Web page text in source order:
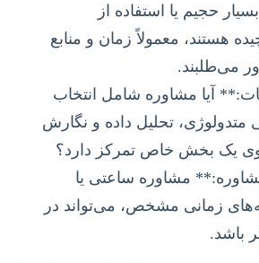
حجیم یا استفاده از
هستند، معمولاً زمان و منابع
می‌طلبند.
آیا مشاوره شامل انتخاب
تحلیل داده و نگارش
یک بخش خاص تمرکز دارد؟
مشاوره ساعتی یا
زمانی مشخص، می‌تواند در
باشد.